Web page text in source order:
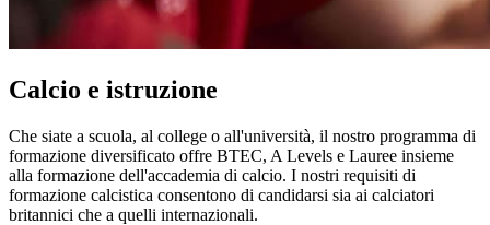
Calcio e istruzione
Che siate a scuola, al college o all'università, il nostro programma di
formazione diversificato offre BTEC, A Levels e Lauree insieme
alla formazione dell'accademia di calcio. I nostri requisiti di
formazione calcistica consentono di candidarsi sia ai calciatori
britannici che a quelli internazionali.